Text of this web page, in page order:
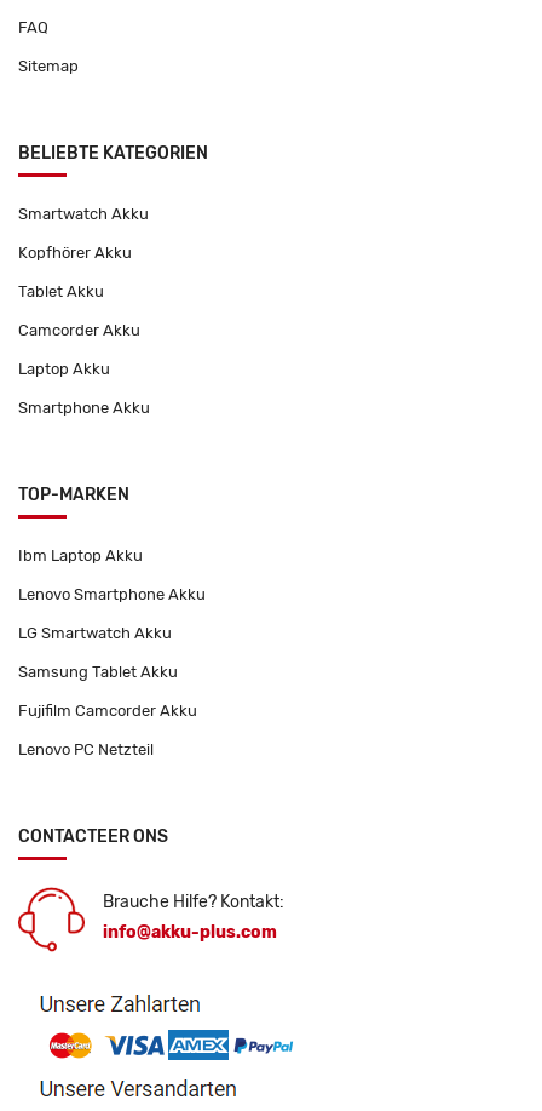
FAQ
Sitemap
BELIEBTE KATEGORIEN
Smartwatch Akku
Kopfhörer Akku
Tablet Akku
Camcorder Akku
Laptop Akku
Smartphone Akku
TOP-MARKEN
Ibm Laptop Akku
Lenovo Smartphone Akku
LG Smartwatch Akku
Samsung Tablet Akku
Fujifilm Camcorder Akku
Lenovo PC Netzteil
CONTACTEER ONS
Brauche Hilfe? Kontakt:
info@akku-plus.com